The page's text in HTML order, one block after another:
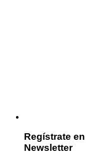
Regístrate
Newsletter